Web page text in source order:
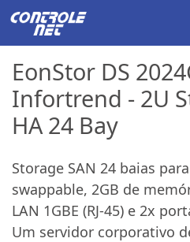
EonStor DS
Infortrend - 2U
HA 24 Bay
Storage SAN 24 baias
swappable, 2GB de
LAN 1GBE (RJ-45) e 2x
Um servidor corporativo